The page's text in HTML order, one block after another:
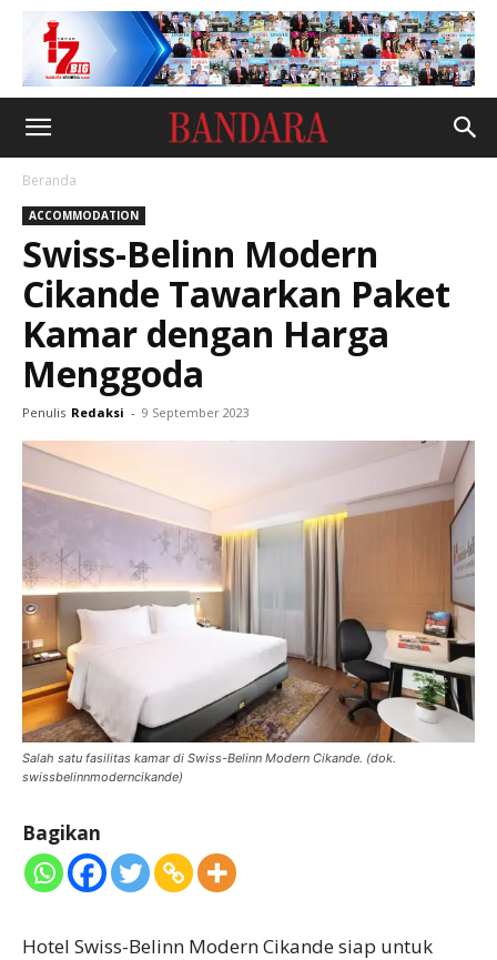
Beranda
ACCOMMODATION
Swiss-Belinn Modern
Cikande Tawarkan Paket
Kamar dengan Harga
Menggoda
Penulis Redaksi - 9 September 2023
Salah satu fasilitas kamar di Swiss-Belinn Modern Cikande. (dok.
swissbelinnmoderncikande)
Bagikan
Hotel Swiss-Belinn Modern Cikande siap untuk